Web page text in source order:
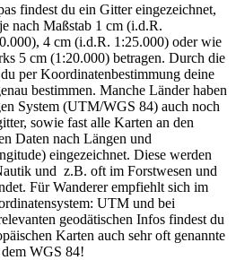
findest du ein Gitter eingezeichnet,
nach Maßstab 1 cm (i.d.R.
4 cm (i.d.R. 1:25.000) oder wie
5 cm (1:20.000) betragen. Durch die
per Koordinatenbestimmung deine
bestimmen. Manche Länder haben
System (UTM/WGS 84) auch noch
sowie fast alle Karten an den
Daten nach Längen und
eingezeichnet. Diese werden
und z.B. oft im Forstwesen und
Für Wanderer empfiehlt sich im
UTM und bei
geodätischen Infos findest du
Karten auch sehr oft genannte
WGS 84!